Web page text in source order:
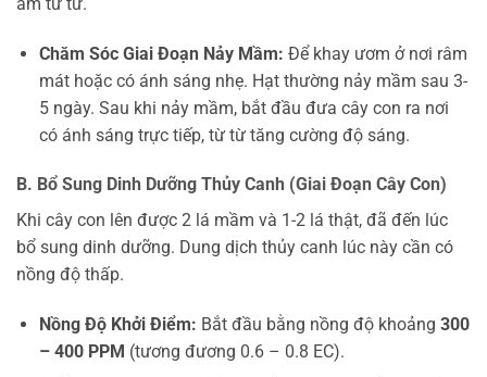
Chăm Sóc Giai Đoạn Nảy Mầm: Để khay ươm ở nơi râm
mát hoặc có ánh sáng nhẹ. Hạt thường nảy mầm sau 3-
5 ngày. Sau khi nảy mầm, bắt đầu đưa cây con ra nơi
có ánh sáng trực tiếp, từ từ tăng cường độ sáng.
B. Bổ Sung Dinh Dưỡng Thủy Canh (Giai Đoạn Cây Con)
Khi cây con lên được 2 lá mầm và 1-2 lá thật, đã đến lúc
bổ sung dinh dưỡng. Dung dịch thủy canh lúc này cần có
nồng độ thấp.
Nồng Độ Khởi Điểm: Bắt đầu bằng nồng độ khoảng 300
– 400 PPM (tương đương 0.6 – 0.8 EC).